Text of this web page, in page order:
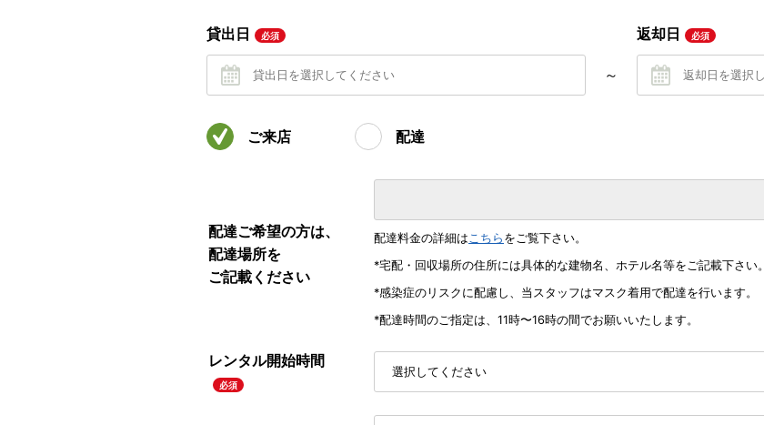
貸出日 必須
～
返却日 必須
ご来店 配達
配達ご希望の方は、
配達場所を
ご記載ください
配達料金の詳細はこちら をご覧下さい。
*宅配・回収場所の住所には具体的な建物名、ホテル名等をご記載下さい。
*感染症のリスクに配慮し、当スタッフはマスク着用で配達を行います。
*配達時間のご指定は、11時〜16時の間でお願いいたします。
レンタル開始時間
必須